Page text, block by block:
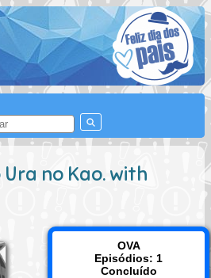
no Kao. with
OVA
Episódios: 1
Concluído